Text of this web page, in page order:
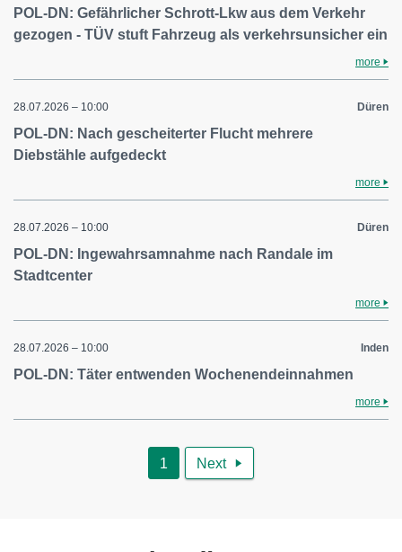
POL-DN: Gefährlicher Schrott-Lkw aus dem Verkehr
gezogen - TÜV stuft Fahrzeug als verkehrsunsicher ein
more
28.07.2026 – 10:00 Düren
POL-DN: Nach gescheiterter Flucht mehrere
Diebstähle aufgedeckt
more
28.07.2026 – 10:00 Düren
POL-DN: Ingewahrsamnahme nach Randale im
Stadtcenter
more
28.07.2026 – 10:00 Inden
POL-DN: Täter entwenden Wochenendeinnahmen
more
1 Next 